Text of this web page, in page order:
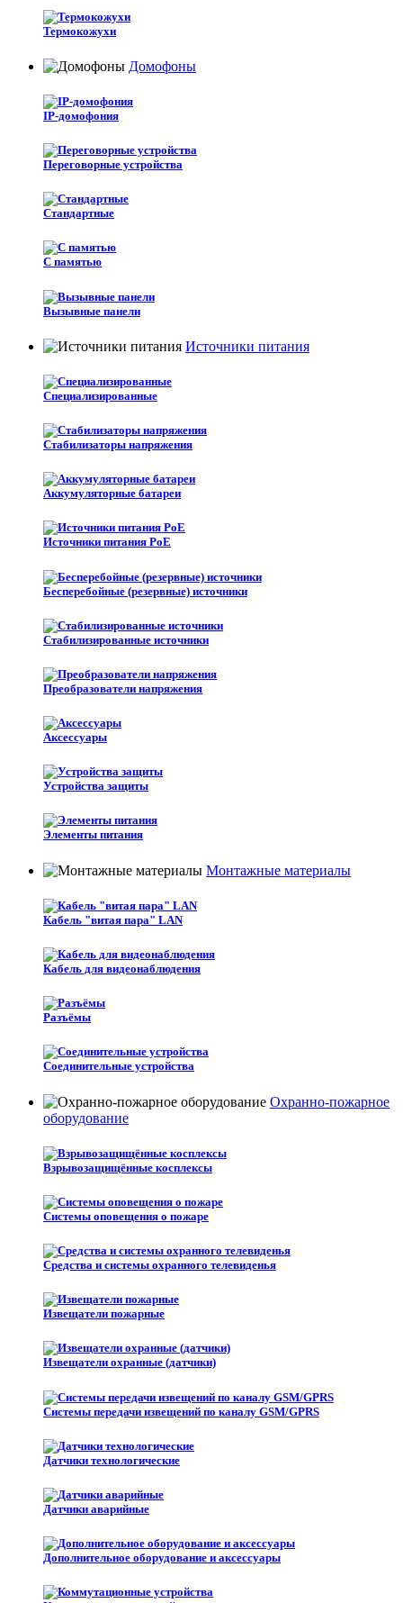
Термокожухи
Домофоны
IP-домофония
Переговорные устройства
Стандартные
С памятью
Вызывные панели
Источники питания
Специализированные
Стабилизаторы напряжения
Аккумуляторные батареи
Источники питания PoE
Бесперебойные (резервные) источники
Стабилизированные источники
Преобразователи напряжения
Аксессуары
Устройства защиты
Элементы питания
Монтажные материалы
Кабель "витая пара" LAN
Кабель для видеонаблюдения
Разъёмы
Соединительные устройства
Охранно-пожарное
оборудование
Взрывозащищённые косплексы
Системы оповещения о пожаре
Средства и системы охранного телевиденья
Извещатели пожарные
Извещатели охранные (датчики)
Системы передачи извещений по каналу GSM/GPRS
Датчики технологические
Датчики аварийные
Дополнительное оборудование и аксессуары